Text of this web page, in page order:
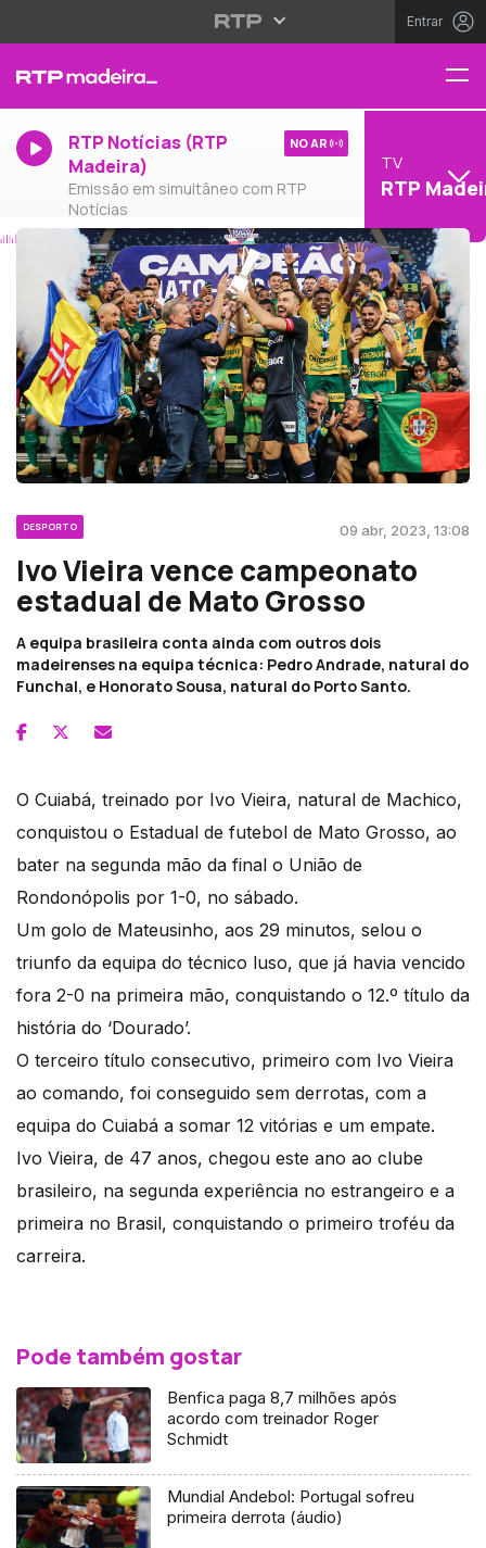
Entrar
RTP Notícias (RTP
Madeira)
Emissão em simultâneo com RTP
Notícias
NO AR
TV
RTP
DESPORTO 09 abr, 2023, 13:08
Ivo Vieira vence campeonato
estadual de Mato Grosso
A equipa brasileira conta ainda com outros dois
madeirenses na equipa técnica: Pedro Andrade, natural do
Funchal, e Honorato Sousa, natural do Porto Santo.
O Cuiabá, treinado por Ivo Vieira, natural de Machico,
conquistou o Estadual de futebol de Mato Grosso, ao
bater na segunda mão da final o União de
Rondonópolis por 1-0, no sábado.
Um golo de Mateusinho, aos 29 minutos, selou o
triunfo da equipa do técnico luso, que já havia vencido
fora 2-0 na primeira mão, conquistando o 12.º título da
história do ‘Dourado’.
O terceiro título consecutivo, primeiro com Ivo Vieira
ao comando, foi conseguido sem derrotas, com a
equipa do Cuiabá a somar 12 vitórias e um empate.
Ivo Vieira, de 47 anos, chegou este ano ao clube
brasileiro, na segunda experiência no estrangeiro e a
primeira no Brasil, conquistando o primeiro troféu da
carreira.
Pode também gostar
Benfica paga 8,7 milhões após
acordo com treinador Roger
Schmidt
Mundial Andebol: Portugal sofreu
primeira derrota (áudio)